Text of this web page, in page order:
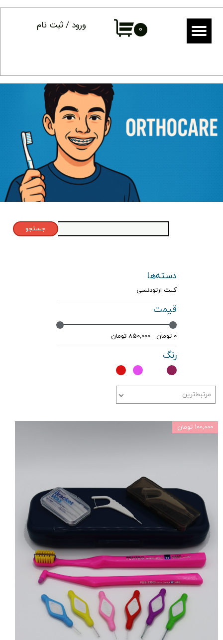
۰ ورود / ثبت نام
حساب کاربری من
سفارشات
جستجو
دسته‌ها
کیت ارتودنسی
قیمت
۰ تومان - ۸۵۰,۰۰۰ تومان
رنگ
مرتبط‌ترین
۱۰۰,۰۰۰ تومان